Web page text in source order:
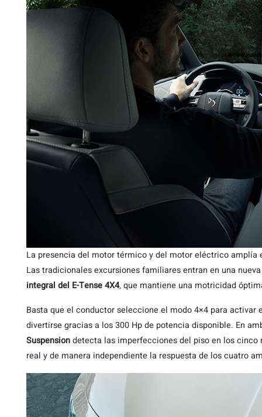
La presencia del motor térmico y del motor eléctrico amplía
Las tradicionales excursiones familiares entran en una
integral del E-Tense 4X4, que mantiene una motricidad
Basta que el conductor seleccione el modo 4×4 para activar
divertirse gracias a los 300 Hp de potencia disponible. En
Suspensiondetecta las imperfecciones del piso en los
real y de manera independiente la respuesta de los cuatro